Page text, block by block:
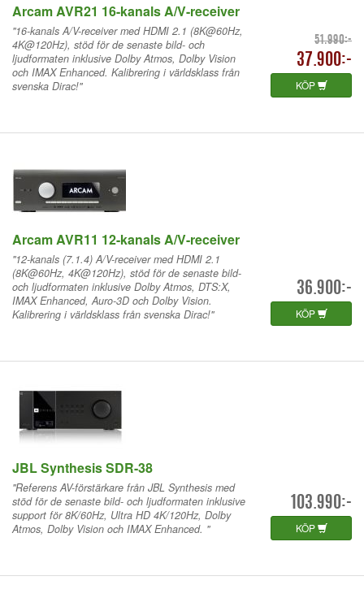
Arcam AVR21 16-kanals A/V-receiver
51.990:-
37.900:-
KÖP
"16-kanals A/V-receiver med HDMI 2.1 (8K@60Hz,
4K@120Hz), stöd för de senaste bild- och
ljudformaten inklusive Dolby Atmos, Dolby Vision
och IMAX Enhanced. Kalibrering i världsklass från
svenska Dirac!"
Arcam AVR11 12-kanals A/V-receiver
36.900:-
KÖP
"12-kanals (7.1.4) A/V-receiver med HDMI 2.1
(8K@60Hz, 4K@120Hz), stöd för de senaste bild-
och ljudformaten inklusive Dolby Atmos, DTS:X,
IMAX Enhanced, Auro-3D och Dolby Vision.
Kalibrering i världsklass från svenska Dirac!"
JBL Synthesis SDR-38
103.990:-
KÖP
"Referens AV-förstärkare från JBL Synthesis med
stöd för de senaste bild- och ljudformaten inklusive
support för 8K/60Hz, Ultra HD 4K/120Hz, Dolby
Atmos, Dolby Vision och IMAX Enhanced. "